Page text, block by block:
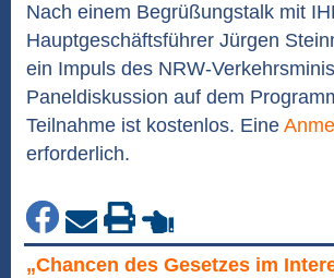
Nach einem Begrüßungstalk mit
Hauptgeschäftsführer Jürgen
ein Impuls des NRW-
Paneldiskussion auf dem
Teilnahme ist kostenlos. Eine
erforderlich.
„Chancen des Gesetzes im